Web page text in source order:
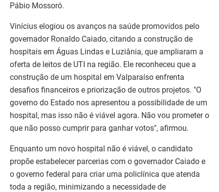
Pábio Mossoró.
Vinícius elogiou os avanços na saúde promovidos pelo
governador Ronaldo Caiado, citando a construção de
hospitais em Águas Lindas e Luziânia, que ampliaram a
oferta de leitos de UTI na região. Ele reconheceu que a
construção de um hospital em Valparaíso enfrenta
desafios financeiros e priorização de outros projetos. "O
governo do Estado nos apresentou a possibilidade de um
hospital, mas isso não é viável agora. Não vou prometer o
que não posso cumprir para ganhar votos", afirmou.
Enquanto um novo hospital não é viável, o candidato
propõe estabelecer parcerias com o governador Caiado e
o governo federal para criar uma policlínica que atenda
toda a região, minimizando a necessidade de